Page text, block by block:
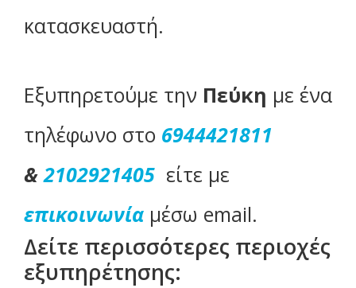
κατασκευαστή.
Εξυπηρετούμε την Πεύκη με ένα
τηλέφωνο στο 6944421811
& 2102921405 είτε με
επικοινωνία μέσω email.
Δείτε περισσότερες περιοχές
εξυπηρέτησης: